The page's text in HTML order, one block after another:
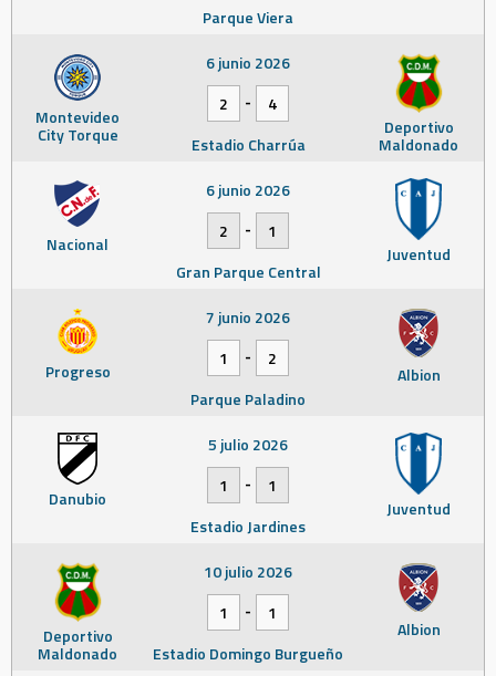
Parque Viera
Montevideo
City Torque Deportivo
Maldonado
6 junio 2026
2
-
4
Estadio Charrúa
Nacional Juventud
6 junio 2026
2
-
1
Gran Parque Central
Progreso Albion
7 junio 2026
1
-
2
Parque Paladino
Danubio Juventud
5 julio 2026
1
-
1
Estadio Jardines
Deportivo
Maldonado
Albion
10 julio 2026
1
-
1
Estadio Domingo Burgueño